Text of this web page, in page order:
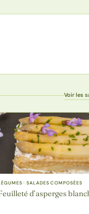
Voir les
· SALADES COMPOSÉES
d’asperges